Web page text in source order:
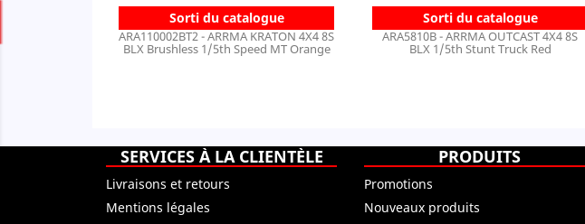
Sorti du catalogue
ARA110002BT2 - ARRMA KRATON 4X4 8S
BLX Brushless 1/5th Speed MT Orange
Sorti du catalogue
ARA5810B - ARRMA OUTCAST 4X4 8S
BLX 1/5th Stunt Truck Red
SERVICES À LA CLIENTÈLE
Livraisons et retours
Mentions légales
PRODUITS
Promotions
Nouveaux produits